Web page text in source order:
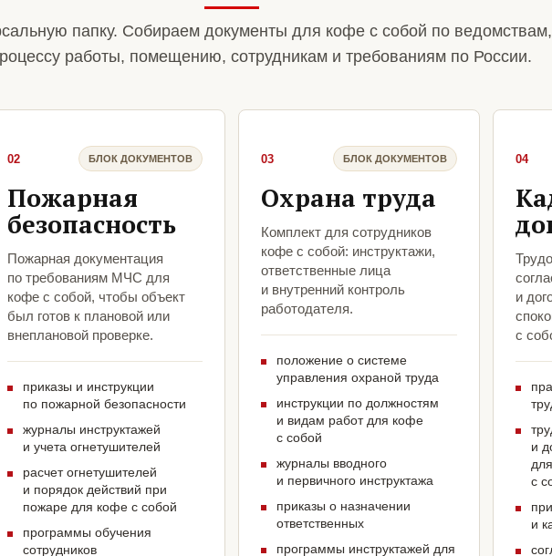
папку. Собираем документы для кофе с собой по ведомствам,
работы, помещению, сотрудникам и требованиям по России.
02 БЛОК ДОКУМЕНТОВ
Пожарная
безопасность
Пожарная документация
по требованиям МЧС для
кофе с собой, чтобы объект
был готов к плановой или
внеплановой проверке.
приказы и инструкции
по пожарной безопасности
журналы инструктажей
и учета огнетушителей
расчет огнетушителей
и порядок действий при
пожаре для кофе с собой
программы обучения
сотрудников
03 БЛОК ДОКУМЕНТОВ
Охрана труда
Комплект для сотрудников
кофе с собой: инструктажи,
ответственные лица
и внутренний контроль
работодателя.
положение о системе
управления охраной труда
инструкции по должностям
и видам работ для кофе
с собой
журналы вводного
и первичного инструктажа
приказы о назначении
ответственных
программы инструктажей для
04
и
с
и
с
и